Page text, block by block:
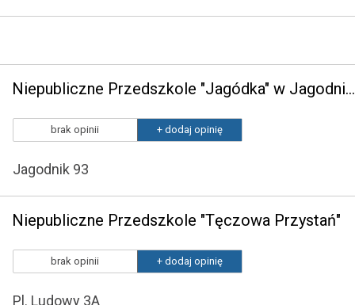
Niepubliczne Przedszkole "Jagódka" w Jagodniku
brak opinii + dodaj opinię
Jagodnik 93
Niepubliczne Przedszkole "Tęczowa Przystań"
brak opinii + dodaj opinię
Pl. Ludowy 3A